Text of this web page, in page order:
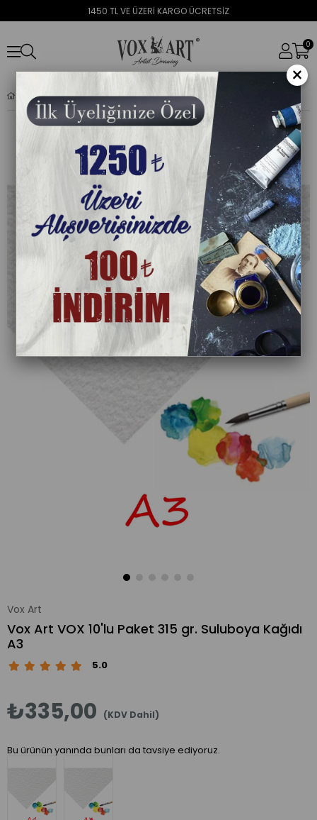
1450 TL VE ÜZERİ KARGO ÜCRETSİZ
0
Vox Art VOX 10'lu Paket 315 gr. Suluboya Kağıdı A3
Vox Art
Vox Art VOX 10'lu Paket 315 gr. Suluboya Kağıdı
A3
5.0
₺335,00 (KDV Dahil)
Bu ürünün yanında bunları da tavsiye ediyoruz.
×